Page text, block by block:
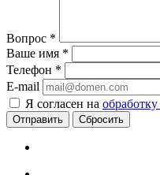
Вопрос *
Ваше имя *
Телефон *
E-mail
Я согласен на
Сбросить